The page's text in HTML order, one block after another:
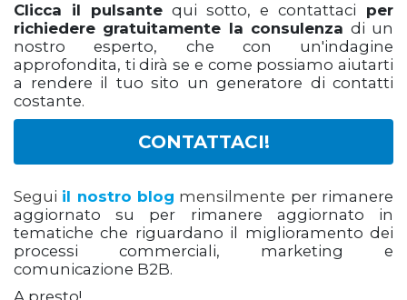
Clicca il pulsante qui sotto, e contattaci per
richiedere gratuitamente la consulenza di un
nostro esperto, che con un'indagine
approfondita, ti dirà se e come possiamo aiutarti
a rendere il tuo sito un generatore di contatti
costante.
CONTATTACI!
Segui il nostro blog mensilmente per rimanere
aggiornato su per rimanere aggiornato in
tematiche che riguardano il miglioramento dei
processi commerciali, marketing e
comunicazione B2B.